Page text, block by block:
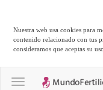
Nuestra web usa cookies para
contenido relacionado con tus
consideramos que aceptas su
Toggle navigation